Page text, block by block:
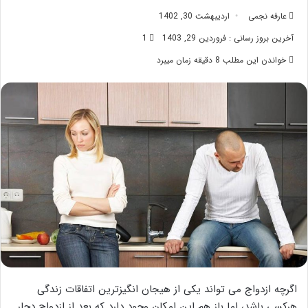
عارفه نجمی
اردیبهشت 30, 1402
آخرین بروز رسانی : فروردین 29, 1403
1
خواندن این مطلب 8 دقیقه زمان میبرد
اگرچه ازدواج می تواند یکی از هیجان انگیزترین اتفاقات زندگی